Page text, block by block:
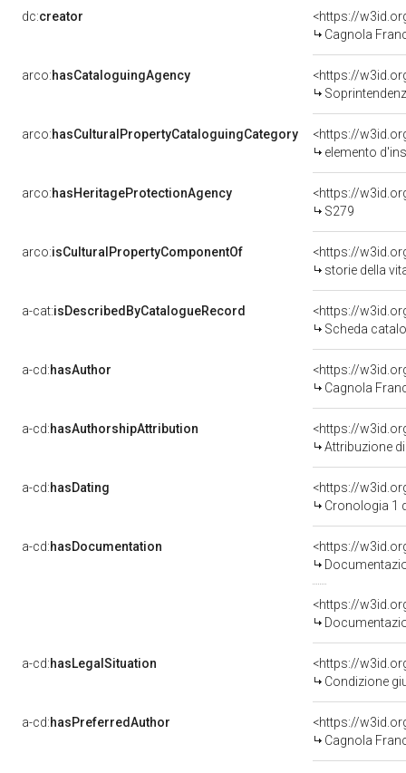
dc:creator
<https://
Cagnola
arco:hasCataloguingAgency
<https://
arco:hasCulturalPropertyCataloguingCategory
<https://
elemento
arco:hasHeritageProtectionAgency
<https://
S279
arco:isCulturalPropertyComponentOf
<https://
storie della vita
a-cat:isDescribedByCatalogueRecord
<https://
Scheda
a-cd:hasAuthor
<https://
Cagnola
a-cd:hasAuthorshipAttribution
<https://
Attribuzione
a-cd:hasDating
<https://
Cronologia 1
a-cd:hasDocumentation
a-cd:hasLegalSituation
Condizione
a-cd:hasPreferredAuthor
<https://
Cagnola